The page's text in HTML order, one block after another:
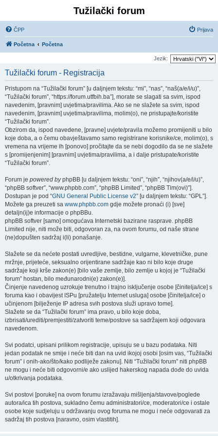
Tužilački forum
ČPP Prijava
Početna Početna
Jezik:
Tužilački forum - Registracija
Pristupom na “Tužilački forum” [u daljnjem tekstu: “mi”, “nas”, “naš(a/e/i/u)”,
“Tužilački forum”, “https://forum.utfbih.ba”], morate se slagati sa svim, ispod
navedenim, [pravnim] uvjetima/pravilima. Ako se ne slažete sa svim, ispod
navedenim, [pravnim] uvjetima/pravilima, molim(o), ne pristupajte/koristite
“Tužilački forum”.
Obzirom da, ispod navedene, [pravne] uvjete/pravila možemo promijeniti u bilo
koje doba, a o čemu obavještavamo samo registrirane korisnike/ce, molim(o), s
vremena na vrijeme ih [ponovo] pročitajte da se nebi dogodilo da se ne slažete
s [promijenjenim] [pravnim] uvjetima/pravilima, a i dalje pristupate/koristite
“Tužilački forum”.
Forum je powered byphpBB [u daljnjem tekstu: “oni”, “njih”, “njihov(a/e/i/u)”,
“phpBB softver”, “www.phpbb.com”, “phpBB Limited”, “phpBB Tim(ovi)”].
Dostupan je pod “GNU General Public License v2” [u daljnjem tekstu: “GPL”].
Možete ga preuzeti sa www.phpbb.com gdje možete pronaći (i) [sve]
detaljn(ij)e informacije o phpBBu.
phpBB softver [samo] omogućava Internetski bazirane rasprave. phpBB
Limited nije, niti može biti, odgovoran za, na ovom forumu, od naše strane
(ne)dopušten sadržaj i(li) ponašanje.
Slažete se da nećete postati uvredljive, bestidne, vulgarne, klevetničke, pune
mržnje, prijeteće, seksualno orijentirane sadržaje kao ni bilo koje druge
sadržaje koji krše zakon(e) [bilo vaše zemlje, bilo zemlje u kojoj je “Tužilački
forum” hostan, bilo međunarodni(e) zakon(e)].
Činjenje navedenog uzrokuje trenutno i trajno isključenje osobe [činitelja/ice] s
foruma kao i obavijest ISPu [pružatelju Internet usluga] osobe [činitelja/ice] o
učinjenom [bilježenje IP adresa svih postova služi upravo tome].
Slažete se da “Tužilački forum” ima pravo, u bilo koje doba,
izbrisati/urediti/premjestiti/zatvoriti teme/postove sa sadržajem koji odgovara
navedenom.
Svi podatci, upisani prilikom registracije, upisuju se u bazu podataka. Niti
jedan podatak ne smije i neće biti dan na uvid ikojoj osobi [osim vas, “Tužilački
forum” i onih-ako/što/kako podliježe zakonu]. Niti “Tužilački forum” niti phpBB
ne mogu i neće biti odgovorni/e ako uslijed hakerskog napada dođe do uvida
u/otkrivanja podataka.
Svi postovi [poruke] na ovom forumu izražavaju mišljenja/stavove/poglede
autora/ica tih postova, sukladno čemu administratori/ce, moderatori/ce i ostale
osobe koje sudjeluju u održavanju ovog foruma ne mogu i neće odgovarati za
sadržaj tih postova [naravno, osim vlastitih].